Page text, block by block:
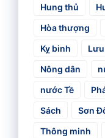
Hung thủ
Hòa thượng
Kỵ binh
Nông dân
nước Tề
Sách
Sơn
Thông minh